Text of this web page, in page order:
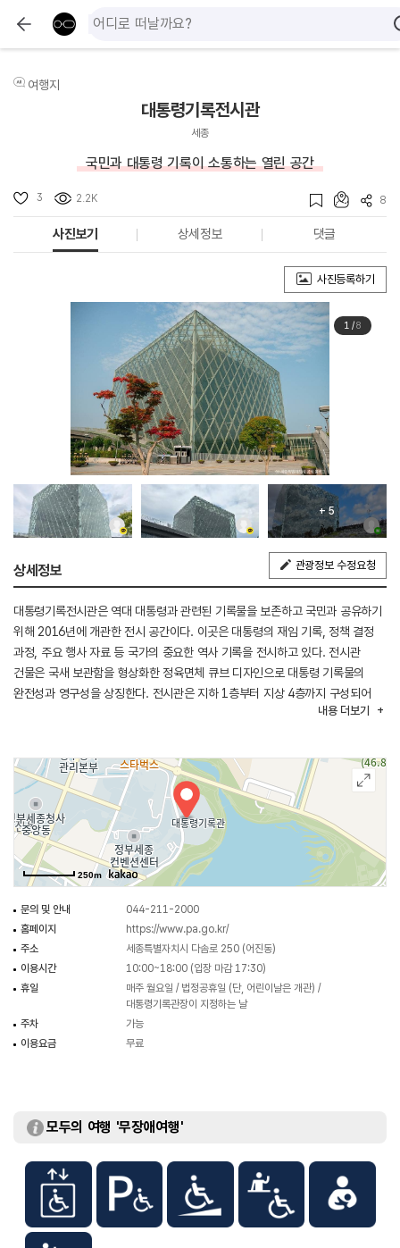
여행지
대통령기록전시관
세종
국민과 대통령 기록이 소통하는 열린 공간
3 2.2K 8
사진보기 상세정보 댓글
사진등록하기
1/8
+ 5
상세정보 관광정보 수정요청
대통령기록전시관은 역대 대통령과 관련된 기록물을 보존하고 국민과 공유하기
위해 2016년에 개관한 전시 공간이다. 이곳은 대통령의 재임 기록, 정책 결정
과정, 주요 행사 자료 등 국가의 중요한 역사 기록을 전시하고 있다. 전시관
건물은 국새 보관함을 형상화한 정육면체 큐브 디자인으로 대통령 기록물의
완전성과 영구성을 상징한다. 전시관은 지하 1층부터 지상 4층까지 구성되어
있으며 관람은 1층에서 시작해 4층으로 올라간 뒤 한 층씩 내려오는 방식이다.
있다. 이 차량은 여러 역사적 순간을 함께한 상징적인 유산으로 멋진
포토존으로도 활용된다. 전시관 내부에는 역대 대통령의 얼굴을 표현한 대형
예술작품이 전시되어 있다. 작품은 각 대통령의 취임사에서 추출한 키워드로
구성되어 있어, 시대별 철학과 정책 방향을 읽을 수 있다. 3층에 위치한 대통령
공간은 청와대의 집무실, 접견실, 춘추관 등을 사실적으로 재현한 공간이다.
관람객은 대통령 의자에 앉아보거나 연설 단상 앞에서 사진을 찍을 수 있는
특별한 체험을 할 수 있다. 지하 1층에는 만 5세 이상~13세 이하 어린이를 위한
등 다양한 체험 프로그램이 운영된다. 체험관은 개인 및 단체 모두 사전
내용 더보기
250m
문의 및 안내
044-211-2000
홈페이지
https://www.pa.go.kr/
주소
세종특별자치시 다솜로 250 (어진동)
이용시간
10:00~18:00 (입장 마감 17:30)
휴일
매주 월요일 / 법정공휴일 (단, 어린이날은 개관) /
대통령기록관장이 지정하는 날
주차
가능
이용요금
무료
모두의 여행 '무장애여행'